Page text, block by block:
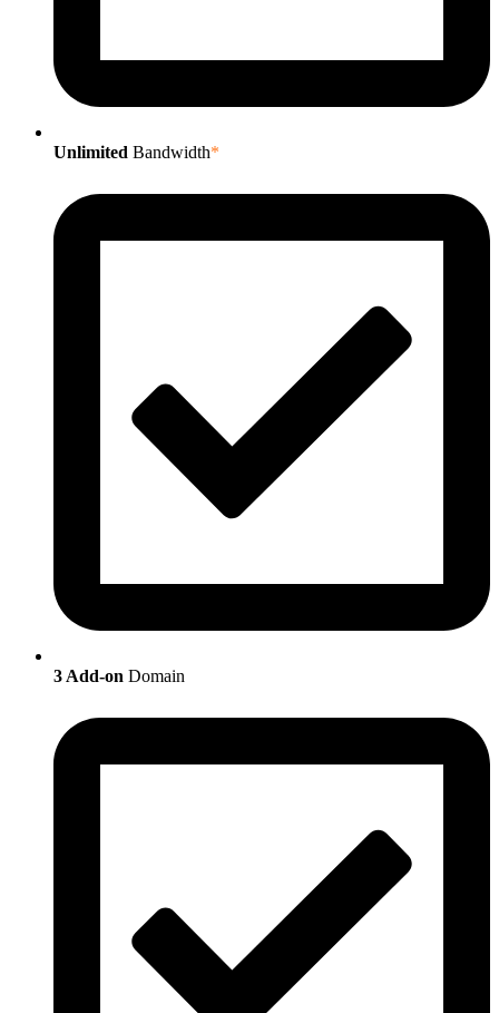
Unlimited Bandwidth*
3 Add-on Domain